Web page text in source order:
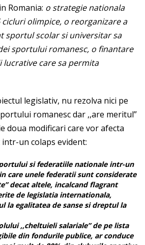
Romania: o strategie nationala
olimpice, o reorganizare a
sportul scolar si universitar sa
sportului romanesc, o finantare
lucrative care sa permita
legislativ, nu rezolva nici pe
romanesc dar ,,are meritul”
doua modificari care vor afecta
un colaps evident:
si federatiile nationale intr-un
care unele federatii sunt considerate
decat altele, incalcand flagrant
de legislatia internationala,
la egalitatea de sanse si dreptul la
,,cheltuieli salariale” de pe lista
din fondurile publice, ar conduce